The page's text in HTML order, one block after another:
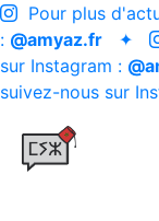
Pour plus
: @amyaz.fr ✦
sur Instagram :
suivez-nous sur